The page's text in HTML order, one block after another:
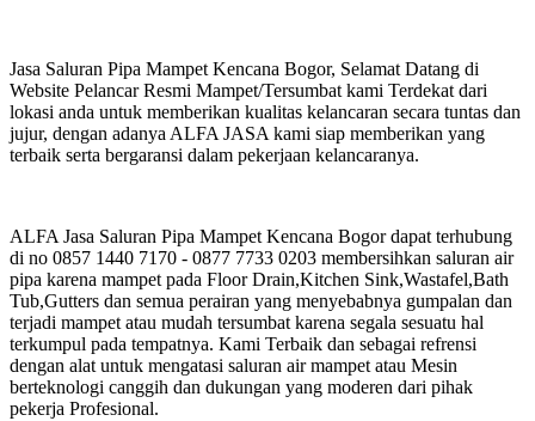
Jasa Saluran Pipa Mampet Kencana Bogor, Selamat Datang di
Website Pelancar Resmi Mampet/Tersumbat kami Terdekat dari
lokasi anda untuk memberikan kualitas kelancaran secara tuntas dan
jujur, dengan adanya ALFA JASA kami siap memberikan yang
terbaik serta bergaransi dalam pekerjaan kelancaranya.
ALFA Jasa Saluran Pipa Mampet Kencana Bogor dapat terhubung
di no 0857 1440 7170 - 0877 7733 0203 membersihkan saluran air
pipa karena mampet pada Floor Drain,Kitchen Sink,Wastafel,Bath
Tub,Gutters dan semua perairan yang menyebabnya gumpalan dan
terjadi mampet atau mudah tersumbat karena segala sesuatu hal
terkumpul pada tempatnya. Kami Terbaik dan sebagai refrensi
dengan alat untuk mengatasi saluran air mampet atau Mesin
berteknologi canggih dan dukungan yang moderen dari pihak
pekerja Profesional.